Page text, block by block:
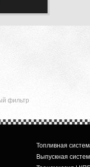
фильтр
Топливная
Выпускная